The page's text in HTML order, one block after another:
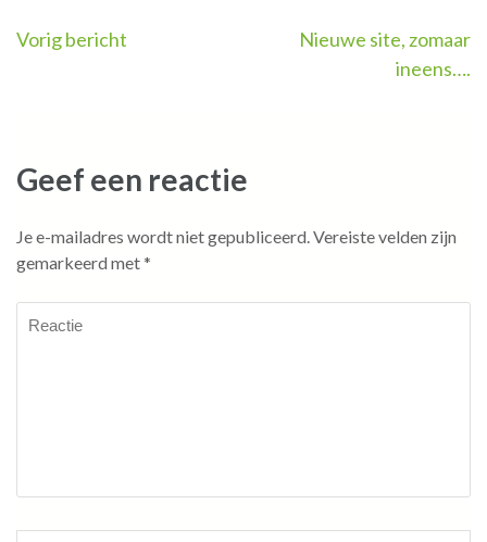
Bericht
Vorig bericht
Nieuwe site, zomaar
ineens….
Geef een reactie
Je e-mailadres wordt niet gepubliceerd.Vereiste velden zijn
gemarkeerd met*